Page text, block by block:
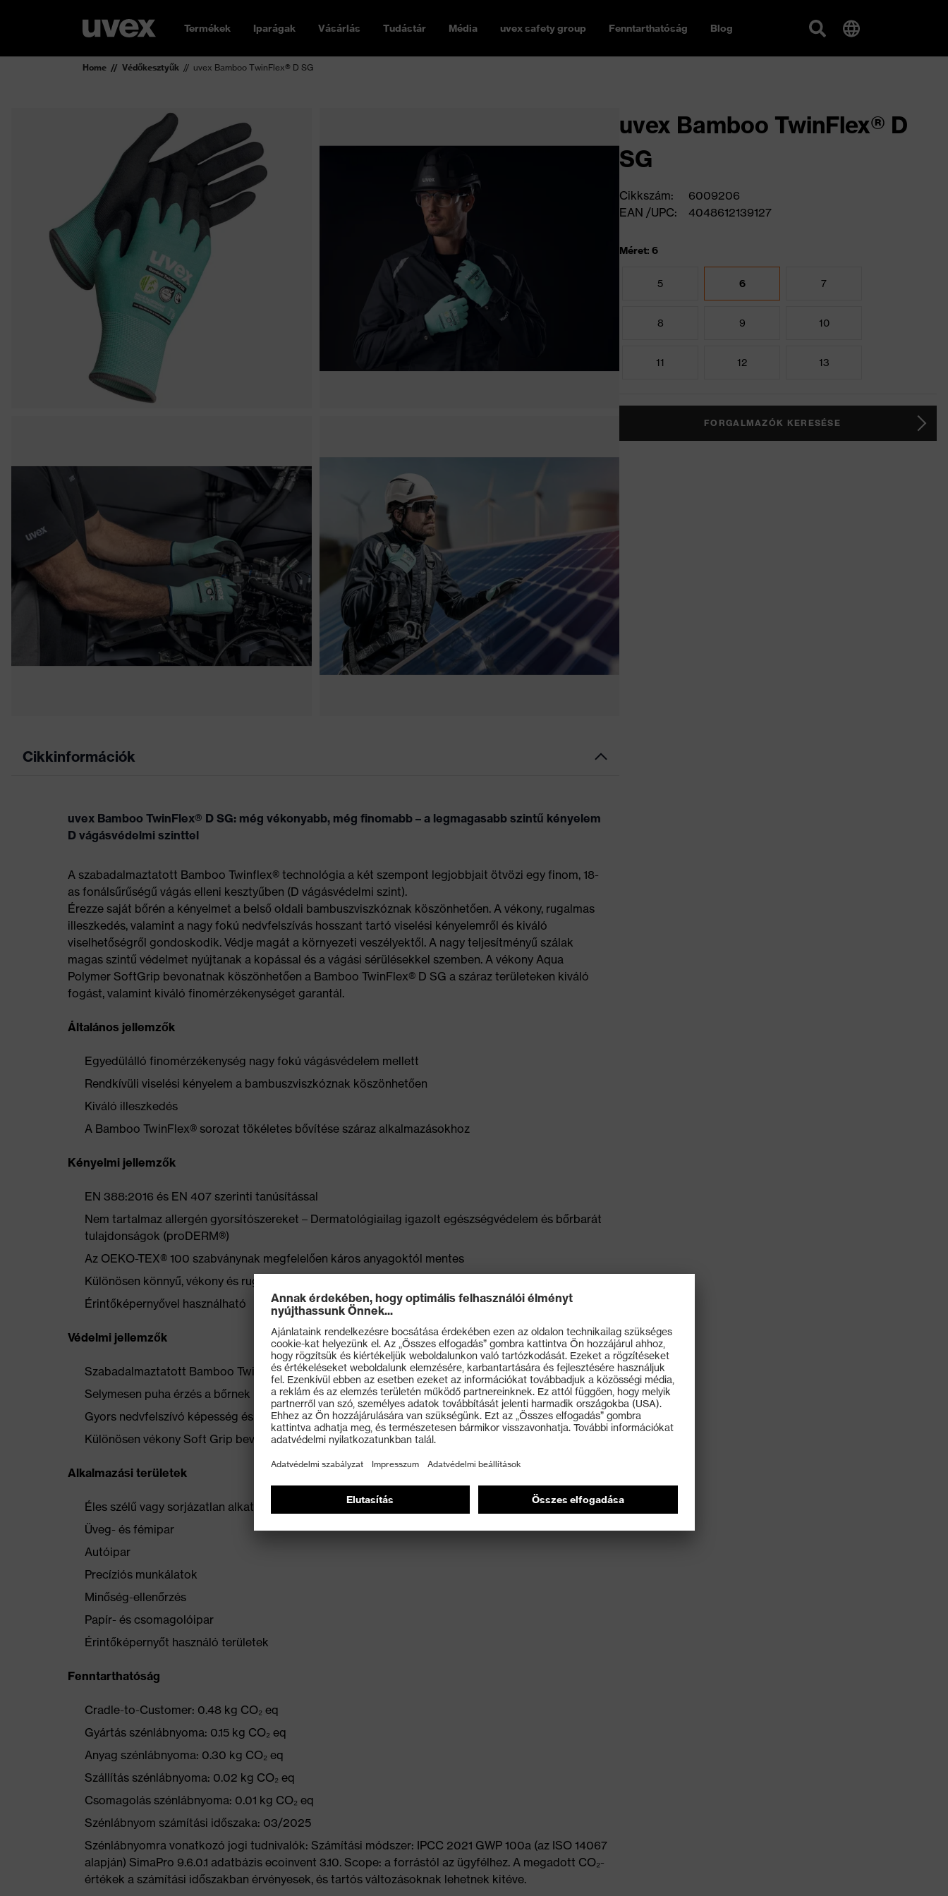
Termékek Iparágak Vásárlás Tudástár Média uvex safety group Fenntarthatóság Blog
Home Védőkesztyűk uvex Bamboo TwinFlex® D SG
Cikkinformációk
uvex Bamboo TwinFlex® D SG: még vékonyabb, még finomabb – a legmagasabb szintű kényelem
D vágásvédelmi szinttel
A szabadalmaztatott Bamboo Twinflex® technológia a két szempont legjobbjait ötvözi egy finom, 18-
as fonálsűrűségű vágás elleni kesztyűben (D vágásvédelmi szint).
Érezze saját bőrén a kényelmet a belső oldali bambuszviszkóznak köszönhetően. A vékony, rugalmas
illeszkedés, valamint a nagy fokú nedvfelszívás hosszant tartó viselési kényelemről és kiváló
viselhetőségről gondoskodik. Védje magát a környezeti veszélyektől. A nagy teljesítményű szálak
magas szintű védelmet nyújtanak a kopással és a vágási sérülésekkel szemben. A vékony Aqua
Polymer SoftGrip bevonatnak köszönhetően a Bamboo TwinFlex® D SG a száraz területeken kiváló
fogást, valamint kiváló finomérzékenységet garantál.
Általános jellemzők
Egyedülálló finomérzékenység nagy fokú vágásvédelem mellett
Rendkívüli viselési kényelem a bambuszviszkóznak köszönhetően
Kiváló illeszkedés
A Bamboo TwinFlex® sorozat tökéletes bővítése száraz alkalmazásokhoz
Kényelmi jellemzők
EN 388:2016 és EN 407 szerinti tanúsítással
Nem tartalmaz allergén gyorsítószereket – Dermatológiailag igazolt egészségvédelem és bőrbarát
tulajdonságok (proDERM®)
Az OEKO-TEX® 100 szabványnak megfelelően káros anyagoktól mentes
Különösen könnyű, vékony és rugalmas, nagy fokú vágásvédelemmel
Érintőképernyővel használható
Védelmi jellemzők
Szabadalmaztatott Bamboo TwinFlex® cérnatechnológia
Selymesen puha érzés a bőrnek
Gyors nedvfelszívó képesség és nagy fokú nedvességmegtartás
Különösen vékony Soft Grip bevonat a kiváló finomérzékenységért
Alkalmazási területek
Éles szélű vagy sorjázatlan alkatrészek szerelése
Üveg- és fémipar
Autóipar
Precíziós munkálatok
Minőség-ellenőrzés
Papír- és csomagolóipar
Érintőképernyőt használó területek
Fenntarthatóság
Cradle-to-Customer: 0.48 kg CO₂ eq
Gyártás szénlábnyoma: 0.15 kg CO₂ eq
Anyag szénlábnyoma: 0.30 kg CO₂ eq
Szállítás szénlábnyoma: 0.02 kg CO₂ eq
Csomagolás szénlábnyoma: 0.01 kg CO₂ eq
Szénlábnyom számítási időszaka: 03/2025
Szénlábnyomra vonatkozó jogi tudnivalók: Számítási módszer: IPCC 2021 GWP 100a (az ISO 14067
alapján) SimaPro 9.6.0.1 adatbázis ecoinvent 3.10. Scope: a forrástól az ügyfélhez. A megadott CO₂-
értékek a számítási időszakban érvényesek, és tartós változásoknak lehetnek kitéve.
uvex Bamboo TwinFlex® D
SG
Cikkszám:
6009206
EAN /UPC:
4048612139127
Méret: 6
5 6 7
8 9 10
11 12 13
FORGALMAZÓK KERESÉSE